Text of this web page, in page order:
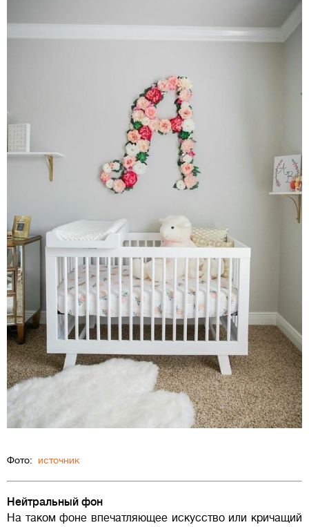
Фото: источник
Нейтральный фон
На таком фоне впечатляющее искусство или кричащий